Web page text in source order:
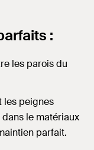
:
les parois du
les peignes
le matériaux
parfait.